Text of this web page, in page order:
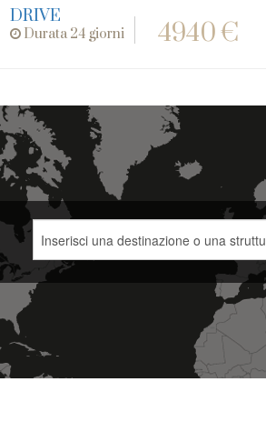
DRIVE
Durata 24 giorni 4940 €